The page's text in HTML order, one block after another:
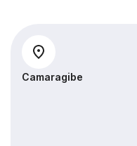
Camaragibe